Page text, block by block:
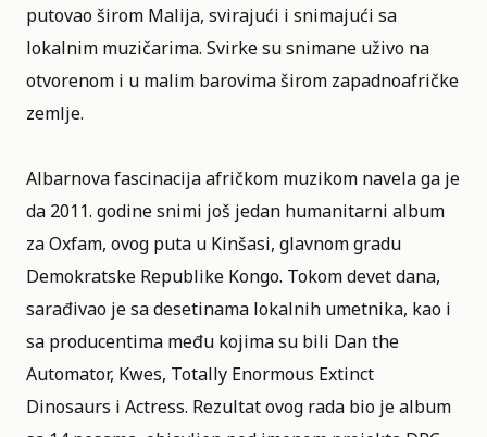
putovao širom Malija, svirajući i snimajući sa
lokalnim muzičarima. Svirke su snimane uživo na
otvorenom i u malim barovima širom zapadnoafričke
zemlje.
Albarnova fascinacija afričkom muzikom navela ga je
da 2011. godine snimi još jedan humanitarni album
za Oxfam, ovog puta u Kinšasi, glavnom gradu
Demokratske Republike Kongo. Tokom devet dana,
sarađivao je sa desetinama lokalnih umetnika, kao i
sa producentima među kojima su bili Dan the
Automator, Kwes, Totally Enormous Extinct
Dinosaurs i Actress. Rezultat ovog rada bio je album